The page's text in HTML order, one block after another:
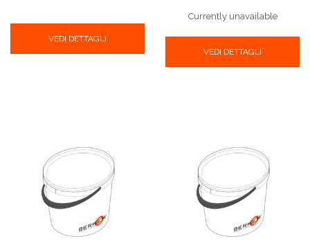
VEDI DETTAGLI
Currently unavailable
VEDI DETTAGLI